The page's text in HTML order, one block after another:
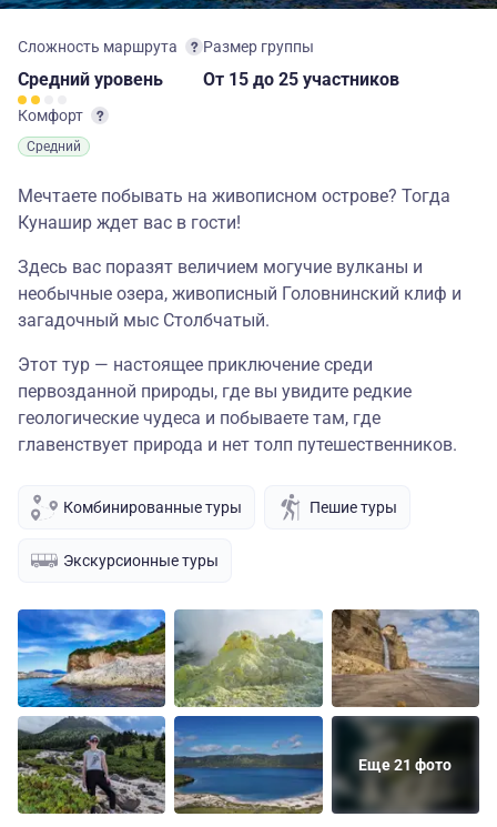
Сложность маршрута
Средний уровень
Комфорт
Средний
Размер группы
От 15 до 25 участников
Мечтаете побывать на живописном острове? Тогда
Кунашир ждет вас в гости!
Здесь вас поразят величием могучие вулканы и
необычные озера, живописный Головнинский клиф и
загадочный мыс Столбчатый.
Этот тур — настоящее приключение среди
первозданной природы, где вы увидите редкие
геологические чудеса и побываете там, где
главенствует природа и нет толп путешественников.
Комбинированные туры Пешие туры
Экскурсионные туры
Еще 21 фото